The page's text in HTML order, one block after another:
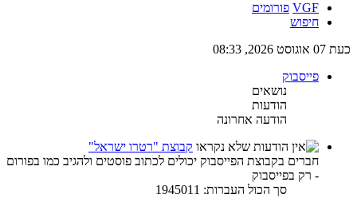
VGF פורומים
חיפוש
כעת 07 אוגוסט 2026, 08:33
פייסבוק
נושאים
הודעות
הודעה אחרונה
קבוצת "רטרו ישראל"
חברים בקבוצת הפייסבוק יכולים לכתוב פוסטים ולהגיב כמו בפורום
- רק בפייסבוק
סך הכול העברות: 1945011